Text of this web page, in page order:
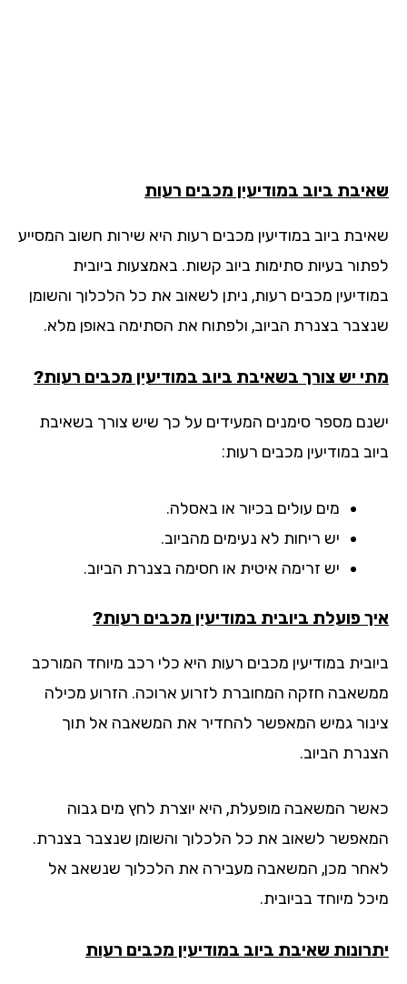
ביובבמודיעין מכבים רעות
ביוב במודיעין מכבים רעות היא שירות חשוב המסייע
בעיות סתימות ביוב קשות. באמצעות ביובית
מכבים רעות, ניתן לשאוב את כל הלכלוך והשומן
בצנרת הביוב, ולפתוח את הסתימה באופן מלא.
יש צורך בשאיבת ביוב במודיעין מכבים רעות?
מספר סימנים המעידים על כך שיש צורך בשאיבת
במודיעין מכבים רעות:
מים עולים בכיור או באסלה.
יש ריחות לא נעימים מהביוב.
יש זרימה איטית או חסימה בצנרת הביוב.
פועלת ביובית במודיעין מכבים רעות?
במודיעין מכבים רעות היא כלי רכב מיוחד המורכב
חזקה המחוברת לזרוע ארוכה. הזרוע מכילה
גמיש המאפשר להחדיר את המשאבה אל תוך
הביוב.
המשאבה מופעלת, היא יוצרת לחץ מים גבוה
לשאוב את כל הלכלוך והשומן שנצבר בצנרת.
מכן, המשאבה מעבירה את הלכלוך שנשאב אל
מיוחד בביובית.
שאיבת ביובבמודיעין מכבים רעות